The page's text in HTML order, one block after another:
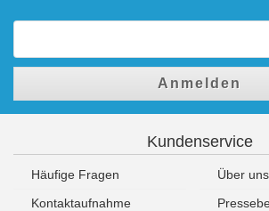
Anmelden
Kundenservice
Häufige Fragen
Über uns
Kontaktaufnahme